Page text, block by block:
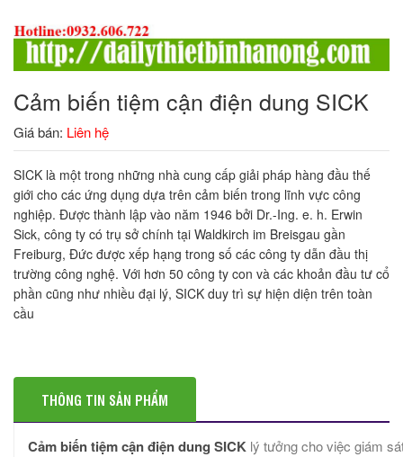
Cảm biến tiệm cận điện dung SICK
Giá bán: Liên hệ
SICK là một trong những nhà cung cấp giải pháp hàng đầu thế
giới cho các ứng dụng dựa trên cảm biến trong lĩnh vực công
nghiệp. Được thành lập vào năm 1946 bởi Dr.-Ing. e. h. Erwin
Sick, công ty có trụ sở chính tại Waldkirch im Breisgau gần
Freiburg, Đức được xếp hạng trong số các công ty dẫn đầu thị
trường công nghệ. Với hơn 50 công ty con và các khoản đầu tư cổ
phần cũng như nhiều đại lý, SICK duy trì sự hiện diện trên toàn
cầu
THÔNG TIN SẢN PHẨM
Cảm biến tiệm cận điện dung SICK lý tưởng cho việc giám